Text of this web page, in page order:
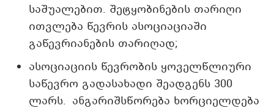
საშუალებით. შეტყობინების თარიღი
ითვლება წევრის ასოციაციაში
გაწევრიანების თარიღად;
ასოციაციის წევრობის ყოველწლიური
საწევრო გადასახადი შეადგენს 300
ლარს. ანგარიშსწორება ხორციელდება